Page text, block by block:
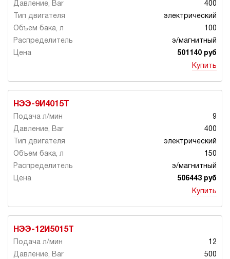
400
электрический
100
э/магнитный
501140 руб
Купить
НЭЭ-9И4015Т
9
400
электрический
150
э/магнитный
506443 руб
Купить
НЭЭ-12И5015Т
12
500